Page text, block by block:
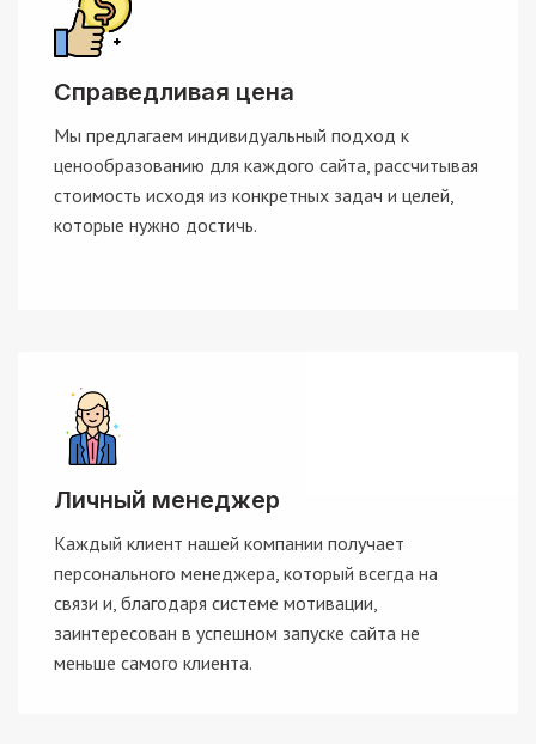
Справедливая цена
Мы предлагаем индивидуальный подход к
ценообразованию для каждого сайта, рассчитывая
стоимость исходя из конкретных задач и целей,
которые нужно достичь.
Личный менеджер
Каждый клиент нашей компании получает
персонального менеджера, который всегда на
связи и, благодаря системе мотивации,
заинтересован в успешном запуске сайта не
меньше самого клиента.